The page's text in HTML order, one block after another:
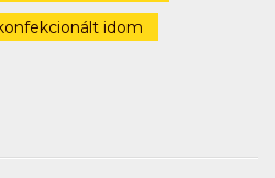
idom